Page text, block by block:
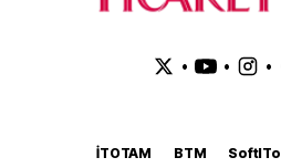
• • •
İTOTAM BTM SoftITo